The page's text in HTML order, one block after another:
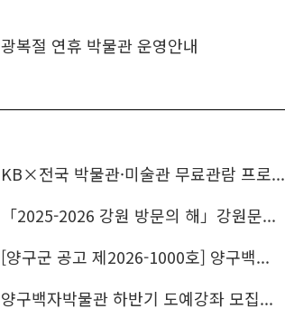
광복절 연휴 박물관 운영안내
KB×전국 박물관·미술관 무료관람 프로...
「2025-2026 강원 방문의 해」강원문...
[양구군 공고 제2026-1000호] 양구백...
양구백자박물관 하반기 도예강좌 모집...